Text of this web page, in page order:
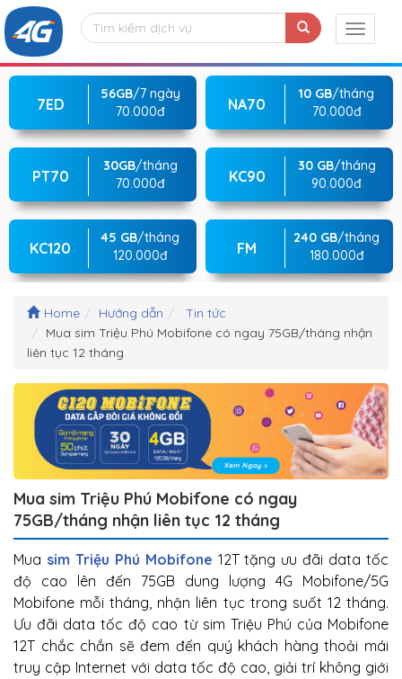
7ED
56GB/7 ngày
70.000đ
NA70
10 GB/tháng
70.000đ
PT70
30GB/tháng
70.000đ
KC90
30 GB/tháng
90.000đ
KC120
45 GB/tháng
120.000đ
FM
240 GB/tháng
180.000đ
Home Hướng dẫn
Tin tức
Mua sim Triệu Phú Mobifone có ngay 75GB/tháng nhận
liên tục 12 tháng
Mua sim Triệu Phú Mobifone có ngay
75GB/tháng nhận liên tục 12 tháng
Mua sim Triệu Phú Mobifone 12T tặng ưu đãi data tốc
độ cao lên đến 75GB dung lượng 4G Mobifone/5G
Mobifone mỗi tháng, nhận liên tục trong suốt 12 tháng.
Ưu đãi data tốc độ cao từ sim Triệu Phú của Mobifone
12T chắc chắn sẽ đem đến quý khách hàng thoải mái
truy cập Internet với data tốc độ cao, giải trí không giới